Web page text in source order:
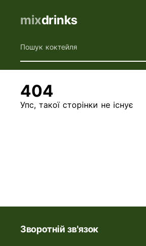
mixdrinks
Пошук коктейля
404
Упс, такої сторінки не існує
Зворотній зв'язок